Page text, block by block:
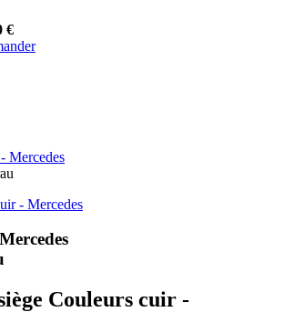
€
Mercedes
- Mercedes
Couleurs cuir -